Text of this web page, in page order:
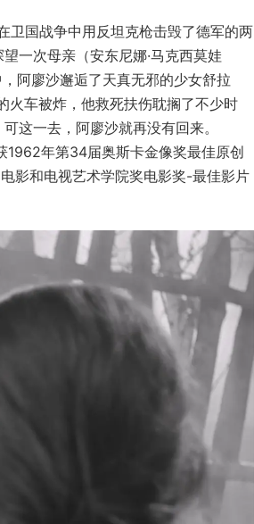
卫国战争中用反坦克枪击毁了德军的两
一次母亲（安东尼娜·马克西莫娃
阿廖沙邂逅了天真无邪的少女舒拉
火车被炸，他救死扶伤耽搁了不少时
这一去，阿廖沙就再没有回来。
1962年第34届奥斯卡金像奖最佳原创
影和电视艺术学院奖电影奖-最佳影片